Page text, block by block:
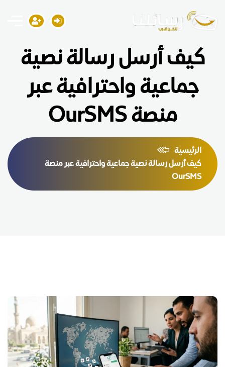
كيف أرسل رسالة نصية
جماعية واحترافية عبر
منصة OurSMS
الرئيسية
كيف أرسل رسالة نصية جماعية واحترافية عبر منصة
OurSMS